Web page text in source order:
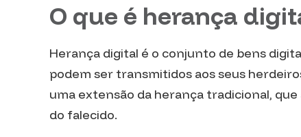
O que é herança
Herança digital é o conjunto de bens
podem ser transmitidos aos seus
uma extensão da herança tradicional,
do falecido.